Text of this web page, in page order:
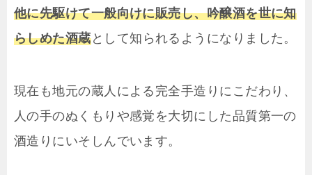
他に先駆けて一般向けに販売し、吟醸酒を世に知
らしめた酒蔵として知られるようになりました。
現在も地元の蔵人による完全手造りにこだわり、
人の手のぬくもりや感覚を大切にした品質第一の
酒造りにいそしんでいます。